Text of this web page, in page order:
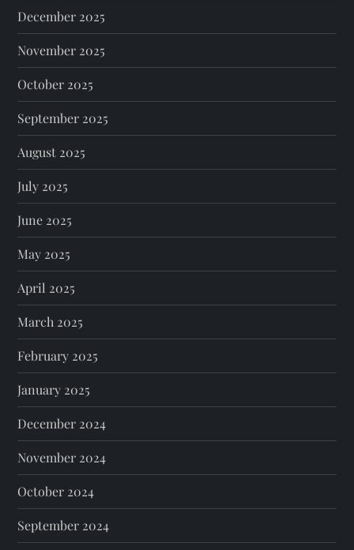
December 2025
November 2025
October 2025
September 2025
August 2025
July 2025
June 2025
May 2025
April 2025
March 2025
February 2025
January 2025
December 2024
November 2024
October 2024
September 2024